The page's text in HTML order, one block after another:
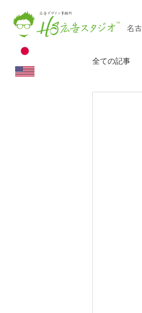
名
全ての記事